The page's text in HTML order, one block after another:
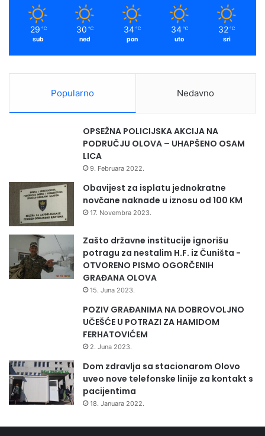
3. izd. V. Masleša, Sarajevo, 1982;
OGURSEZI. Perkhteu Musa Ramadani. Prishtine, Rilindija,
1988;
Ugursuz, Svjetlost, Sarajevo, 1984/1985;
Ugursuz, Preporod, Sarajevo, 1996;
Ugursuz, Svjetlost, Sarajevo, 1997;
Glas koji je pukao o Egidiju (radio-drama), 1974.
Izvor (radio-drama), 1977.
Živo i mrtvo, 1978.
Zmaj od Bosne, 1980.
Car si ove hevte, 1980.
Šamili tubakovi, 1984.
Nakaza i vila, 1986.
Drame, 1988.
Kuća bez vrata i druge priče, 1989.
Braća i veziri, 1989.
Knjiga Adema Kahrimana …, 1992.
Vzkázání ze dna noci: literatura Bosny a Hercegoviny v
obklíčení a vyhnanství / Kniha Adema Kahrimana…, Mladá
Zambaci moje duše, 1993.
Izabrana djela I – X.
Vječnik, 2005.
29 ℃
sub
30 ℃
ned
34 ℃
pon
34 ℃
uto
32 ℃
sri
Popularno Nedavno
OPSEŽNA POLICIJSKA AKCIJA NA
PODRUČJU OLOVA – UHAPŠENO OSAM
LICA
9. Februara 2022.
Obavijest za isplatu jednokratne
novčane naknade u iznosu od 100 KM
17. Novembra 2023.
Zašto državne institucije ignorišu
potragu za nestalim H.F. iz Čuništa -
OTVORENO PISMO OGORČENIH
GRAĐANA OLOVA
15. Juna 2023.
POZIV GRAĐANIMA NA DOBROVOLJNO
UČEŠĆE U POTRAZI ZA HAMIDOM
FERHATOVIĆEM
2. Juna 2023.
Dom zdravlja sa stacionarom Olovo
uveo nove telefonske linije za kontakt s
pacijentima
18. Januara 2022.